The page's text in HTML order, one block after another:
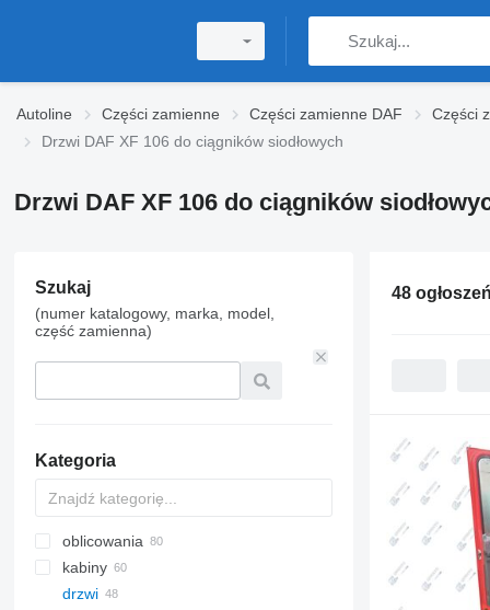
Autoline Części zamienne Części zamienne DAF Części
Drzwi DAF XF 106 do ciągników siodłowych
Drzwi DAF XF 106 do ciągników
Szukaj
(numer katalogowy, marka, model,
część zamienna)
Kategoria
oblicowania
kabiny
drzwi
48